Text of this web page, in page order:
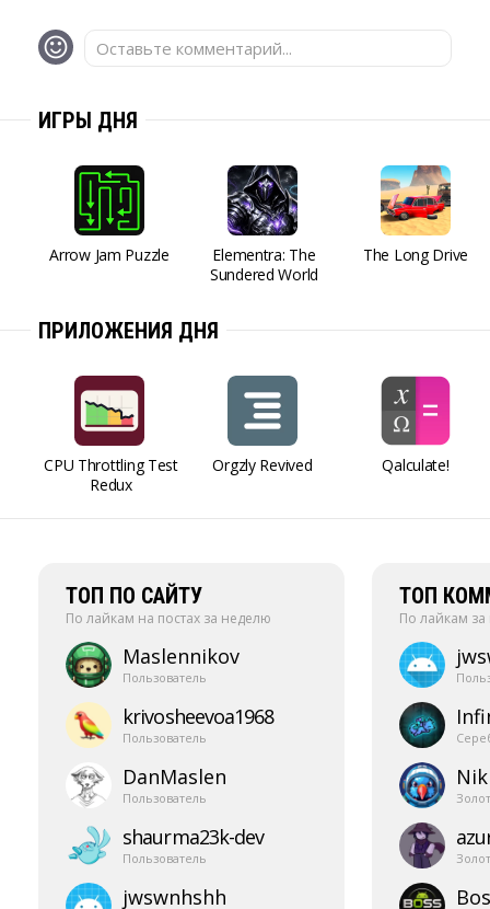
Оставьте комментарий...
ИГРЫ ДНЯ
Arrow Jam Puzzle
Elementra: The
Sundered World
The Long Drive
ПРИЛОЖЕНИЯ ДНЯ
CPU Throttling Test
Redux
Orgzly Revived Qalculate!
ТОП ПО САЙТУ
По лайкам на постах за неделю
Maslennikov
Пользователь
krivosheevoa1968
Пользователь
DanMaslen
Пользователь
shaurma23k-​dev
Пользователь
jwswnhshh
ТОП
По лайкам